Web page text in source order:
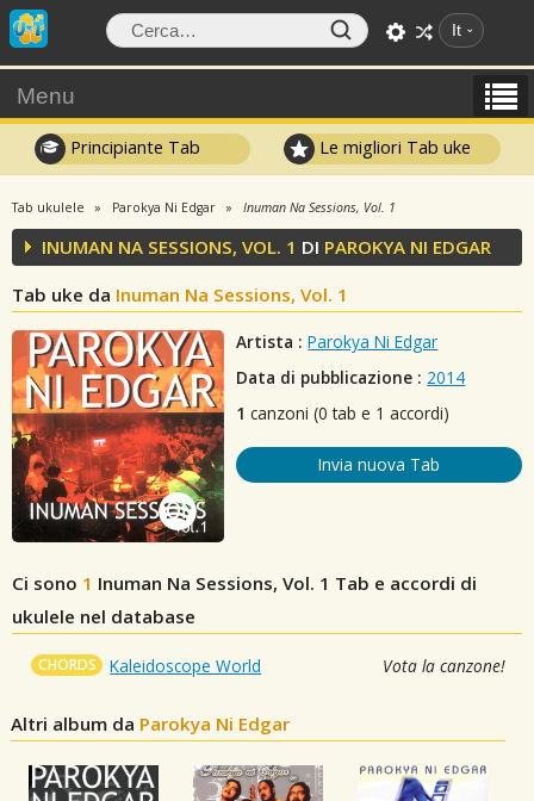
It
Menu
Principiante Tab Le migliori Tab uke
Tab ukulele Parokya Ni Edgar Inuman Na Sessions, Vol. 1
INUMAN NA SESSIONS, VOL. 1 DI PAROKYA NI EDGAR
Tab uke da Inuman Na Sessions, Vol. 1
Artista : Parokya Ni Edgar
Data di pubblicazione : 2014
1 canzoni (0 tab e 1 accordi)
Invia nuova Tab
Ci sono 1 Inuman Na Sessions, Vol. 1 Tab e accordi di
ukulele nel database
CHORDS Kaleidoscope World Vota la canzone!
Altri album da Parokya Ni Edgar